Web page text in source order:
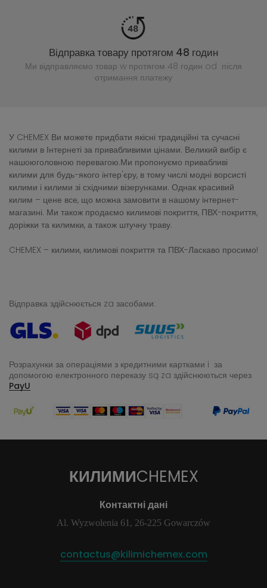
Відправка товару протягом 48 годин
Ми відправляємо товар w протягом 48 годин od після
отримання платежу
У CHEMEX Ви можете придбати якісні традиційні та сучасні
килими в Інтернеті за привабливими цінами. Великий вибір є
нашоюголовною перевагою.Ми пропонуємо привабливі
килими для будь-якого інтер'єру, в тому числі модні ворсисті
килими і килими зі східними візерунками. Однак красивий
килим – цене все, що можна замовити в нашому інтернет-
магазині. Ми також продаємо килимові покриття, ПВХ-покриття,
доріжки та килимки, а також штучну траву.
CHEMEX – килими, килимові покриття та ПВХ-Ласкаво просимо!
Відправка здійснюється za засобами:
Розрахунки за операціями з кредитними картками i за
допомогою електронного переказу są za здійснюються через
PayU
КИЛИМИCHEMEX
Контактні дані
Al. Wyzwolenia 61, 26-225 Gowarczów
contactus@kilimichemex.com